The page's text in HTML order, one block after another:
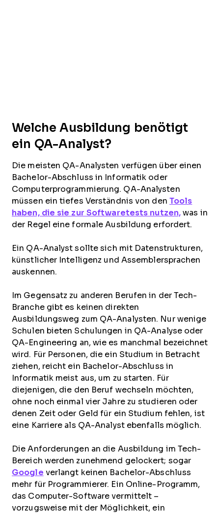
Welche Ausbildung benötigt
ein QA-Analyst?
Die meisten QA-Analysten verfügen über einen
Bachelor-Abschluss in Informatik oder
Computerprogrammierung. QA-Analysten
müssen ein tiefes Verständnis von den Tools
haben, die sie zur Softwaretests nutzen, was in
der Regel eine formale Ausbildung erfordert.
Ein QA-Analyst sollte sich mit Datenstrukturen,
künstlicher Intelligenz und Assemblersprachen
auskennen.
Im Gegensatz zu anderen Berufen in der Tech-
Branche gibt es keinen direkten
Ausbildungsweg zum QA-Analysten. Nur wenige
Schulen bieten Schulungen in QA-Analyse oder
QA-Engineering an, wie es manchmal bezeichnet
wird. Für Personen, die ein Studium in Betracht
ziehen, reicht ein Bachelor-Abschluss in
Informatik meist aus, um zu starten. Für
diejenigen, die den Beruf wechseln möchten,
ohne noch einmal vier Jahre zu studieren oder
denen Zeit oder Geld für ein Studium fehlen, ist
eine Karriere als QA-Analyst ebenfalls möglich.
Die Anforderungen an die Ausbildung im Tech-
Bereich werden zunehmend gelockert; sogar
Google verlangt keinen Bachelor-Abschluss
mehr für Programmierer. Ein Online-Programm,
das Computer-Software vermittelt –
vorzugsweise mit der Möglichkeit, ein